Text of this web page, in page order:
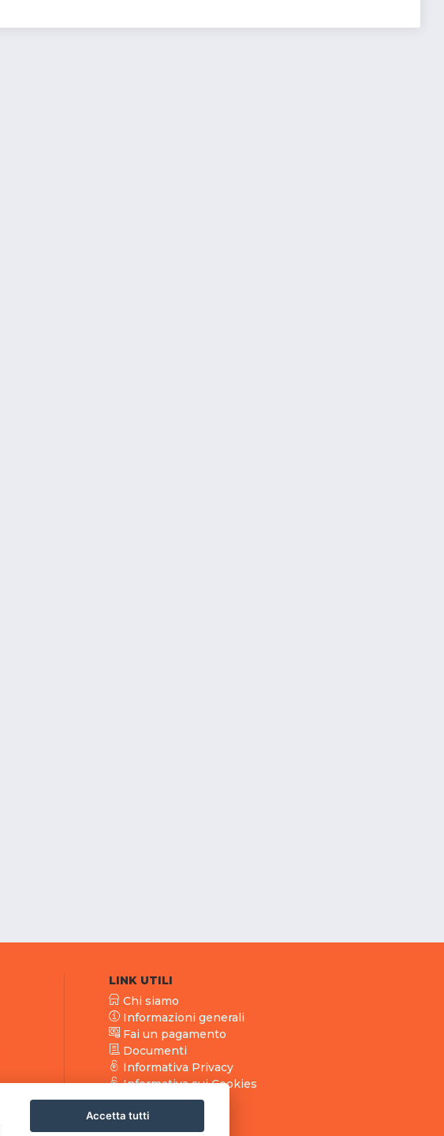
LINK UTILI
Chi siamo
Informazioni generali
Fai un pagamento
Documenti
Informativa Privacy
Informativa sui Cookies
Accetta tutti